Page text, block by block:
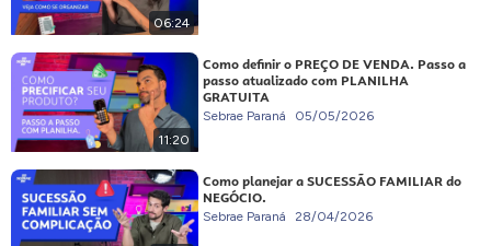
06:24
11:20
Como definir o PREÇO DE VENDA. Passo a
passo atualizado com PLANILHA
GRATUITA
Sebrae Paraná 05/05/2026
Como planejar a SUCESSÃO FAMILIAR do
NEGÓCIO.
Sebrae Paraná 28/04/2026